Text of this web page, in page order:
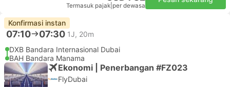
Termasuk pajak per dewasa
Konfirmasi instan
07:10 07:30 1J, 20m
DXB Bandara Internasional Dubai
BAH Bandara Manama
Ekonomi | Penerbangan #FZ023
FlyDubai